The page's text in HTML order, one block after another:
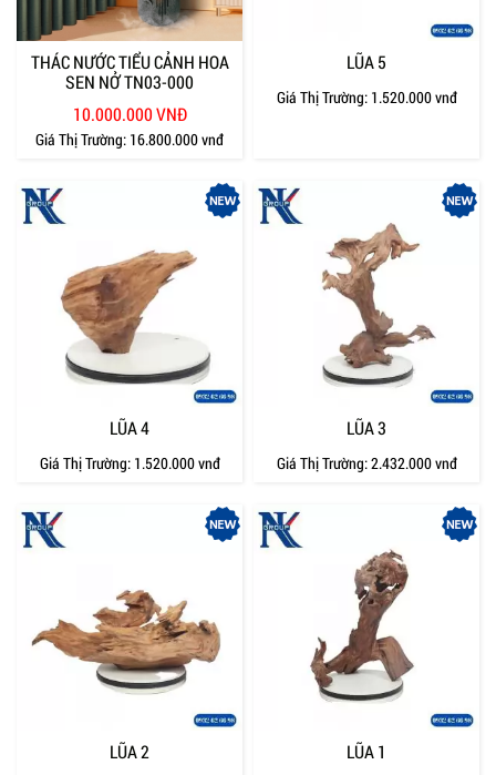
THÁC NƯỚC TIỂU CẢNH HOA
SEN NỞ TN03-000
10.000.000 VNĐ
Giá Thị Trường: 16.800.000 vnđ
LŨA 5
Giá Thị Trường: 1.520.000 vnđ
LŨA 4
Giá Thị Trường: 1.520.000 vnđ
LŨA 3
Giá Thị Trường:2.432.000 vnđ
LŨA 2 LŨA 1